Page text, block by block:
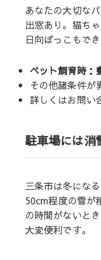
あなたの大切な
出窓あり。猫ち
日向ぼっこもでき
ペット飼育時：
その他諸条件が
詳しくはお問い
駐車場には消
三条市は冬にな
50cm程度の雪が
の時間がないと
大変便利です。